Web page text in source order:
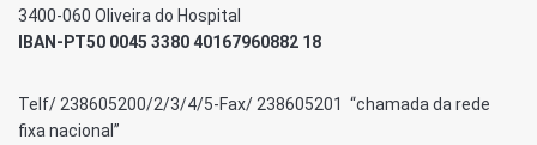
3400-060 Oliveira do Hospital
IBAN-PT50 0045 3380 40167960882 18
Telf/ 238605200/2/3/4/5-Fax/ 238605201 “chamada da rede
fixa nacional”